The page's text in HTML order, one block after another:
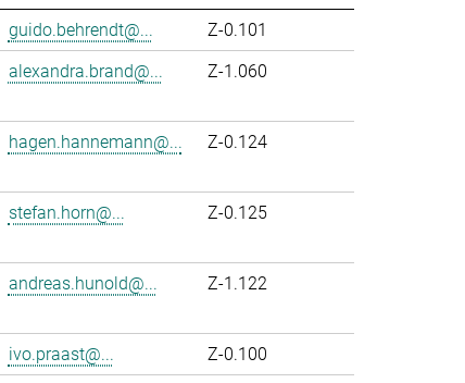
guido.behrendt@...
Z-0.101
alexandra.brand@... Z-1.060
hagen.hannemann@... Z-0.124
stefan.horn@... Z-0.125
andreas.hunold@... Z-1.122
ivo.praast@...
Z-0.100